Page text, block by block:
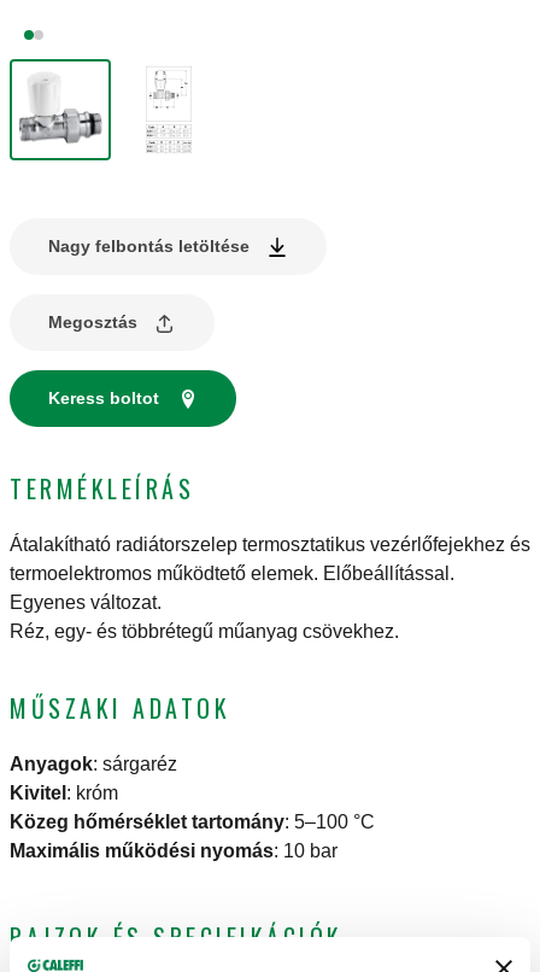
Nagy felbontás letöltése
Megosztás
Keress boltot
TERMÉKLEÍRÁS
Átalakítható radiátorszelep termosztatikus vezérlőfejekhez és
termoelektromos működtető elemek. Előbeállítással.
Egyenes változat.
Réz, egy- és többrétegű műanyag csövekhez.
MŰSZAKI ADATOK
Anyagok: sárgaréz
Kivitel : króm
Közeg hőmérséklet tartomány: 5–100 °C
Maximális működési nyomás: 10 bar
RAJZOK ÉS SPECIFIKÁCIÓK